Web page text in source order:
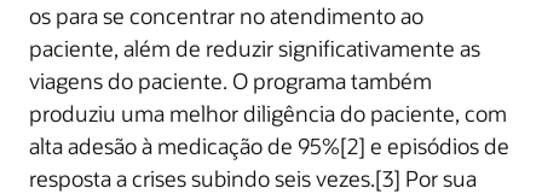
os para se concentrar no atendimento ao
paciente, além de reduzir significativamente as
viagens do paciente. O programa também
produziu uma melhor diligência do paciente, com
alta adesão à medicação de 95%[2] e episódios de
resposta a crises subindo seis vezes.[3] Por sua